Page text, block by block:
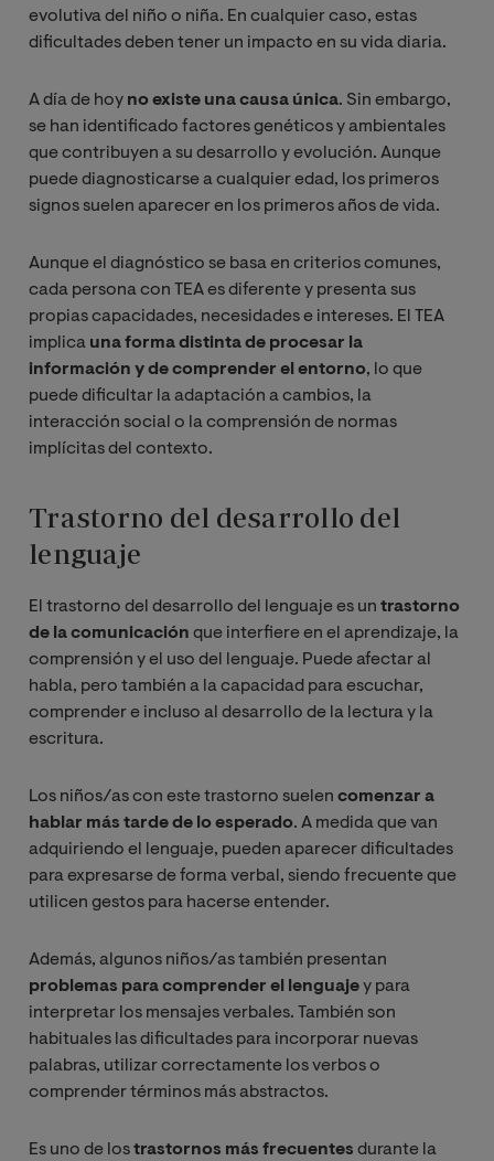
evolutiva del niño o niña. En cualquier caso, estas
dificultades deben tener un impacto en su vida diaria.
A día de hoy no existe una causa única. Sin embargo,
se han identificado factores genéticos y ambientales
que contribuyen a su desarrollo y evolución. Aunque
puede diagnosticarse a cualquier edad, los primeros
signos suelen aparecer en los primeros años de vida.
Aunque el diagnóstico se basa en criterios comunes,
cada persona con TEA es diferente y presenta sus
propias capacidades, necesidades e intereses. El TEA
implica una forma distinta de procesar la
información y de comprender el entorno, lo que
puede dificultar la adaptación a cambios, la
interacción social o la comprensión de normas
implícitas del contexto.
Trastorno del desarrollo del
lenguaje
El trastorno del desarrollo del lenguaje es un trastorno
de la comunicación que interfiere en el aprendizaje, la
comprensión y el uso del lenguaje. Puede afectar al
habla, pero también a la capacidad para escuchar,
comprender e incluso al desarrollo de la lectura y la
escritura.
Los niños/as con este trastorno suelen comenzar a
hablar más tarde de lo esperado. A medida que van
adquiriendo el lenguaje, pueden aparecer dificultades
para expresarse de forma verbal, siendo frecuente que
utilicen gestos para hacerse entender.
Además, algunos niños/as también presentan
problemas para comprender el lenguajey para
interpretar los mensajes verbales. También son
habituales las dificultades para incorporar nuevas
palabras, utilizar correctamente los verbos o
comprender términos más abstractos.
Es uno de lostrastornos más frecuentes durante la